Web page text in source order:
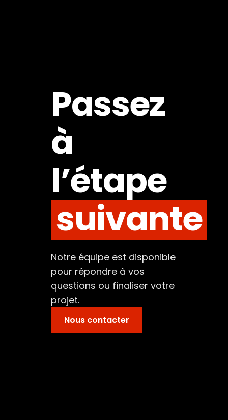
Passez
à
l’étape
suivante
Notre équipe est disponible
pour répondre à vos
questions ou finaliser votre
projet.
Nous contacter